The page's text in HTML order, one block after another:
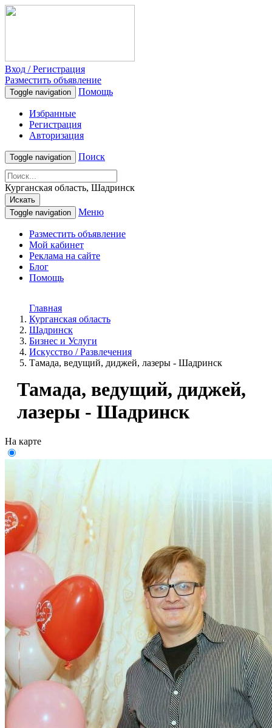
Вход / Регистрация
Разместить объявление
Toggle navigation Помощь
Избранные
Регистрация
Авторизация
Toggle navigation Поиск
Курганская область, Шадринск
Искать
Toggle navigation
Меню
Разместить объявление
Мой кабинет
Реклама на сайте
Блог
Помощь
Главная
Курганская область
Шадринск
Бизнес и Услуги
Искусство / Развлечения
Тамада, ведущий, диджей, лазеры - Шадринск
Тамада, ведущий, диджей,
лазеры - Шадринск
На карте